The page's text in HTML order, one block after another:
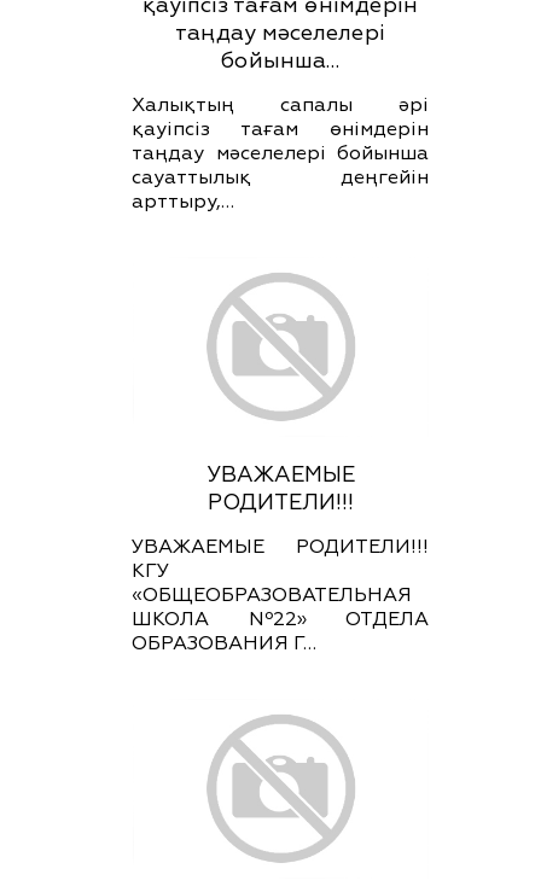
таңдау мәселелері
бойынша…
Халықтың сапалы әрі
қауіпсіз тағам өнімдерін
таңдау мәселелері бойынша
сауаттылық деңгейін
арттыру,…
УВАЖАЕМЫЕ
РОДИТЕЛИ!!!
УВАЖАЕМЫЕ РОДИТЕЛИ!!!
КГУ
«ОБЩЕОБРАЗОВАТЕЛЬНАЯ
ШКОЛА Nº22» ОТДЕЛА
ОБРАЗОВАНИЯ Г…